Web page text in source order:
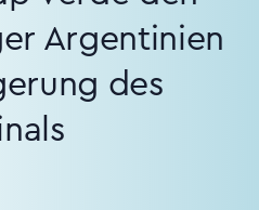
Argentinien
des